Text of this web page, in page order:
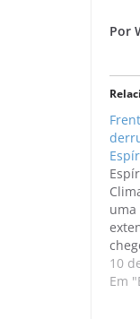
Por
do
10
Em